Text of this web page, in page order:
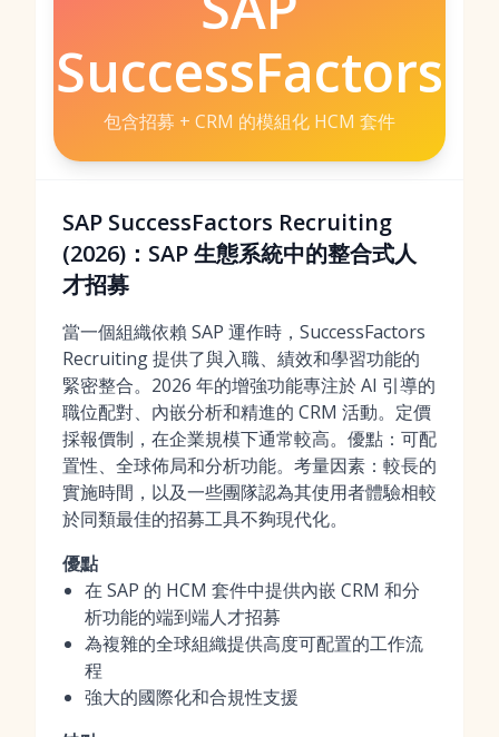
SuccessFactors
包含招募 + CRM 的模組化 HCM 套件
SAP SuccessFactors Recruiting
(2026)：SAP 生態系統中的整合式人
才招募
當一個組織依賴 SAP 運作時，SuccessFactors
Recruiting 提供了與入職、績效和學習功能的
緊密整合。2026 年的增強功能專注於 AI 引導的
職位配對、內嵌分析和精進的 CRM 活動。定價
採報價制，在企業規模下通常較高。優點：可配
置性、全球佈局和分析功能。考量因素：較長的
實施時間，以及一些團隊認為其使用者體驗相較
於同類最佳的招募工具不夠現代化。
優點
在 SAP 的 HCM 套件中提供內嵌 CRM 和分
析功能的端到端人才招募
為複雜的全球組織提供高度可配置的工作流
程
強大的國際化和合規性支援